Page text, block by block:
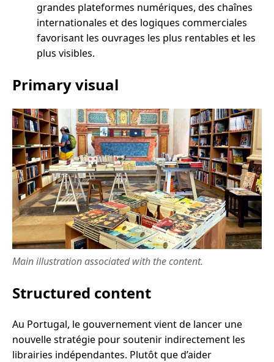
grandes plateformes numériques, des chaînes
internationales et des logiques commerciales
favorisant les ouvrages les plus rentables et les
plus visibles.
Primary visual
Main illustration associated with the content.
Structured content
Au Portugal, le gouvernement vient de lancer une
nouvelle stratégie pour soutenir indirectement les
librairies indépendantes. Plutôt que d’aider